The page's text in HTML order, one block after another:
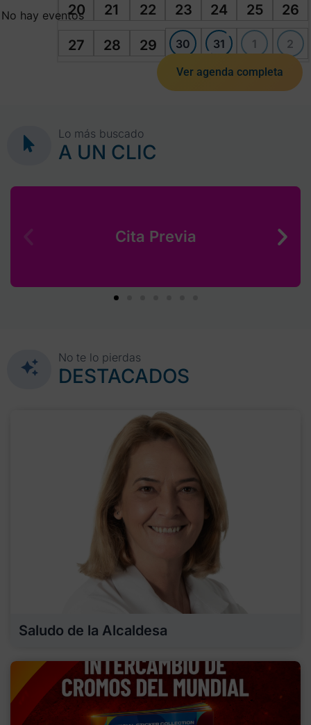
20 21 22 23 24 25 26
27 28 29 30 31 1 2
No hay eventos
Ver agenda completa
Lo más buscado
A UN CLIC
Cita Previa
No te lo pierdas
DESTACADOS
Saludo de la Alcaldesa